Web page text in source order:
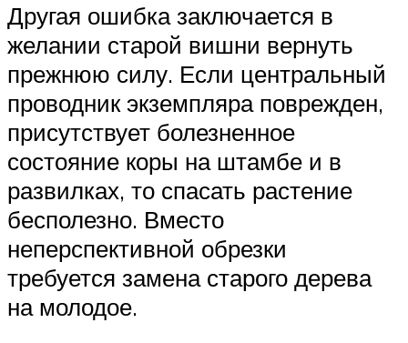
Другая ошибка заключается в
желании старой вишни вернуть
прежнюю силу. Если центральный
проводник экземпляра поврежден,
присутствует болезненное
состояние коры на штамбе и в
развилках, то спасать растение
бесполезно. Вместо
неперспективной обрезки
требуется замена старого дерева
на молодое.